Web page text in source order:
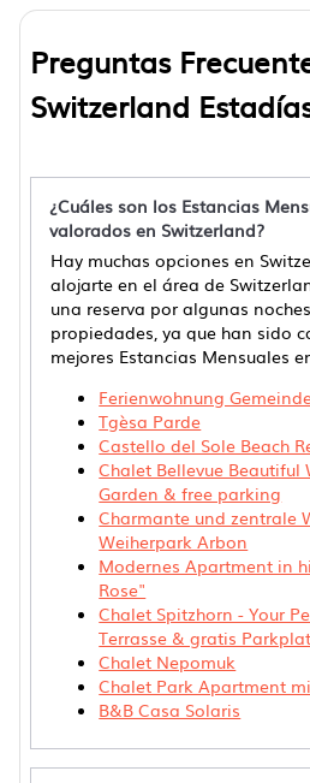
Los alquileres vacacionales
por períodos más largos.
Switzerland es popular para
Enumeramos alquileres que
que permitan mascotas por una
en Switzerland, con toda la familia
remota o una luna de miel
encontrará una gran selección de
mensual con los mejores
Alojamiento es una buena opción
para aquellos que se mudan por
estudios. Lo conectamos con
dispuestos a tener alquileres a
permanentes. El sitio web de
de opciones para los huéspedes
mejor alojamiento para grupos,
viajan solas que necesitan un
unas pocas noches.
Preguntas
Switzerland
¿Cuáles son los Estancias
valorados en Switzerland?
Hay muchas opciones en
alojarte en el área de
una reserva por algunas
propiedades, ya que han sido
mejores Estancias Mensuales
Ferienwohnung
Tgèsa Parde
Castello del Sole Beach
Chalet Bellevue
Garden & free parking
Charmante und zentrale
Weiherpark Arbon
Modernes Apartment in
Rose"
Chalet Spitzhorn - Your
Terrasse & gratis
Chalet Nepomuk
Chalet Park Apartment
B&B Casa Solaris